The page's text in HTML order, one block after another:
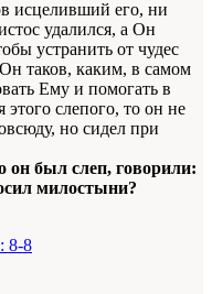
исцеливший его, ни
удалился, а Он
устранить от чудес
таков, каким, в самом
Ему и помогать в
этого слепого, то он не
но сидел при
он был слеп, говорили:
милостыни?
8-8